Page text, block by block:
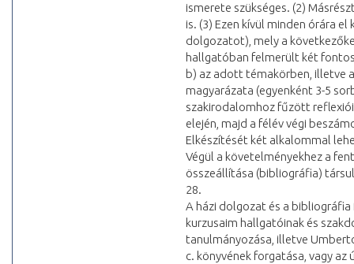
ismerete szükséges. (2)
is. (3) Ezen kívül minden órára
dolgozatot), mely a
hallgatóban felmerült két
b) az adott témakörben, illetve
magyarázata (egyenként 3-5
szakirodalomhoz fűzött reflexiói
elején, majd a félév végi
Elkészítését két alkalommal
Végül a követelményekhez a
összeállítása (bibliográfia)
28.
A házi dolgozat és a
kurzusaim hallgatóinak és
tanulmányozása, illetve
c. könyvének forgatása, vagy